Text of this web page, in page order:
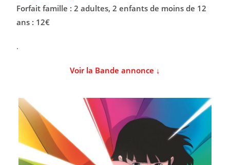
Forfait famille : 2 adultes, 2 enfants de moins de 12
ans : 12€
.
Voir la Bande annonce ↓